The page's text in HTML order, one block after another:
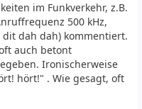
im Funkverkehr, z.B.
500 kHz,
dit dah dah) kommentiert.
auch betont
Ironischerweise
hört!" . Wie gesagt, oft